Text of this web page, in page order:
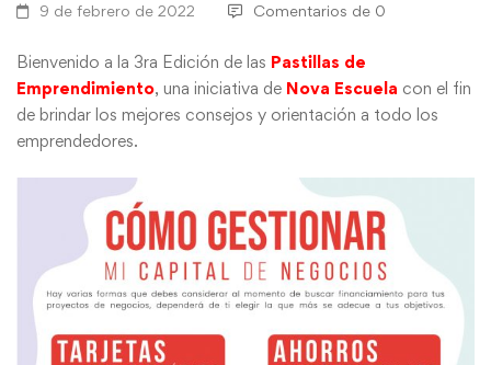
9 de febrero de 2022 Comentarios de 0
Bienvenido a la 3ra Edición de las Pastillas de
Emprendimiento, una iniciativa de Nova Escuela con el fin
de brindar los mejores consejos y orientación a todo los
emprendedores.